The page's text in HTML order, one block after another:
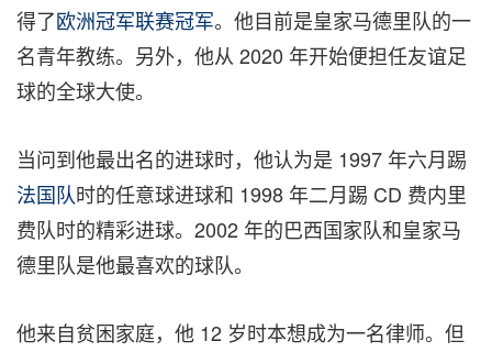
得了欧洲冠军联赛冠军。他目前是皇家马德里队的一
名青年教练。另外，他从 2020 年开始便担任友谊足
球的全球大使。
当问到他最出名的进球时，他认为是 1997 年六月踢
法国队时的任意球进球和 1998 年二月踢 CD 费内里
费队时的精彩进球。2002 年的巴西国家队和皇家马
德里队是他最喜欢的球队。
他来自贫困家庭，他 12 岁时本想成为一名律师。但